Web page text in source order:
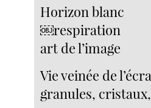
Horizon blanc
￼respiration
art de l’image
Vie veinée de
granules,